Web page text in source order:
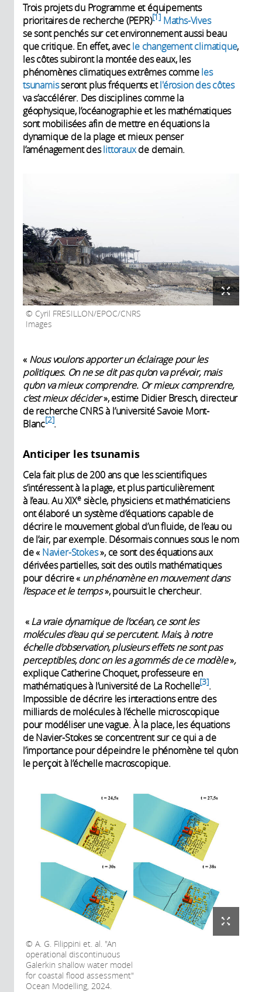
Trois projets du Programme et équipements
prioritaires de recherche (PEPR) 1 Maths-Vives
se sont penchés sur cet environnement aussi beau
que critique. En effet, avecle changement climatique,
les côtes subiront la montée des eaux, les
phénomènes climatiques extrêmes commeles
tsunamisseront plus fréquents etl'érosion des côtes
va s’accélérer. Des disciplines comme la
géophysique, l’océanographie et les mathématiques
sont mobilisées afin de mettre en équations la
dynamique de la plage et mieux penser
l’aménagement deslittorauxde demain.
Cyril FRESILLON/EPOC/CNRS
Images
«Nous voulons apporter un éclairage pour les
politiques. On ne se dit pas qu’on va prévoir, mais
qu’on va mieux comprendre. Or mieux comprendre,
c’est mieux décider», estime Didier Bresch, directeur
de recherche CNRS à l’université Savoie Mont-
Blanc 2 .
Anticiper les tsunamis
Cela fait plus de 200 ans que les scientifiques
s’intéressent à la plage, et plus particulièrement
à l’eau. Au XIXesiècle, physiciens et mathématiciens
ont élaboré un système d’équations capable de
décrire le mouvement global d’un fluide, de l’eau ou
de l’air, par exemple. Désormais connues sous le nom
de « Navier-Stokes», ce sont des équations aux
dérivées partielles, soit des outils mathématiques
pour décrire« un phénomène en mouvement dans
l’espace et le temps», poursuit le chercheur.
«La vraie dynamique de l’océan, ce sont les
molécules d’eau qui se percutent. Mais, à notre
échelle d’observation, plusieurs effets ne sont pas
perceptibles, donc on les a gommés de ce modèle»,
explique Catherine Choquet, professeure en
mathématiques à l’université de La Rochelle 3 .
Impossible de décrire les interactions entre des
milliards de molécules à l’échelle microscopique
pour modéliser une vague. À la place, les équations
de Navier-Stokes se concentrent sur ce qui a de
l’importance pour dépeindre le phénomène tel qu’on
le perçoit à l’échelle macroscopique.
A. G. Filippini et. al. "An
operational discontinuous
Galerkin shallow water model
for coastal flood assessment"
Ocean Modelling, 2024.